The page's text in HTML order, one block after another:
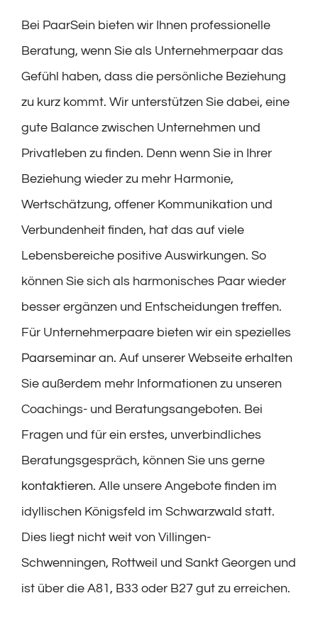
Bei PaarSein bieten wir Ihnen professionelle
Beratung, wenn Sie als Unternehmerpaar das
Gefühl haben, dass die persönliche Beziehung
zu kurz kommt. Wir unterstützen Sie dabei, eine
gute Balance zwischen Unternehmen und
Privatleben zu finden. Denn wenn Sie in Ihrer
Beziehung wieder zu mehr Harmonie,
Wertschätzung, offener Kommunikation und
Verbundenheit finden, hat das auf viele
Lebensbereiche positive Auswirkungen. So
können Sie sich als harmonisches Paar wieder
besser ergänzen und Entscheidungen treffen.
Für Unternehmerpaare bieten wir ein spezielles
Paarseminar an. Auf unserer Webseite erhalten
Sie außerdem mehr Informationen zu unseren
Coachings- und Beratungsangeboten. Bei
Fragen und für ein erstes, unverbindliches
Beratungsgespräch, können Sie uns gerne
kontaktieren. Alle unsere Angebote finden im
idyllischen Königsfeld im Schwarzwald statt.
Dies liegt nicht weit von Villingen-
Schwenningen, Rottweil und Sankt Georgen und
ist über die A81, B33 oder B27 gut zu erreichen.